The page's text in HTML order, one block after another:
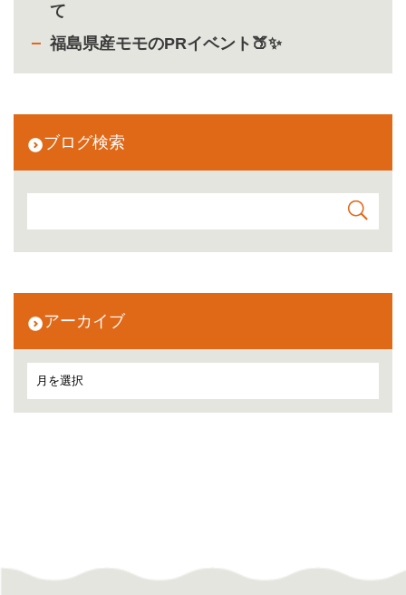
て
福島県産モモのPRイベント🍑✨
ブログ検索
アーカイブ